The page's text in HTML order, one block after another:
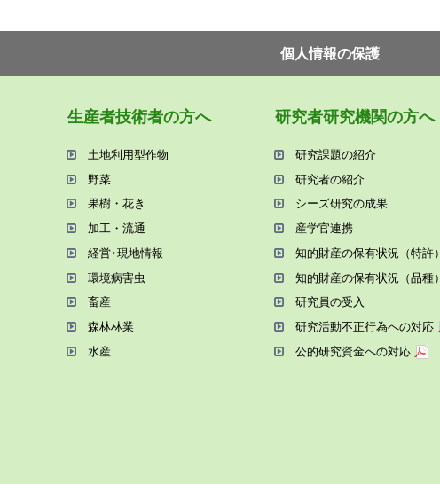
個⼈情報の保護
⽣産者技術者の⽅へ
⼟地利⽤型作物
野菜
果樹・花き
加⼯・流通
経営･現地情報
環境病害⾍
畜産
森林林業
⽔産
研究者研究機関の⽅へ
研究課題の紹介
研究者の紹介
シーズ研究の成果
産学官連携
知的財産の保有状況（特許）
知的財産の保有状況（品種）
研究員の受⼊
研究活動不正⾏為への対応
公的研究資金への対応